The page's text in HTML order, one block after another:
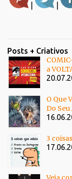
| |
Posts + Criativos
a
O Que
Do
3